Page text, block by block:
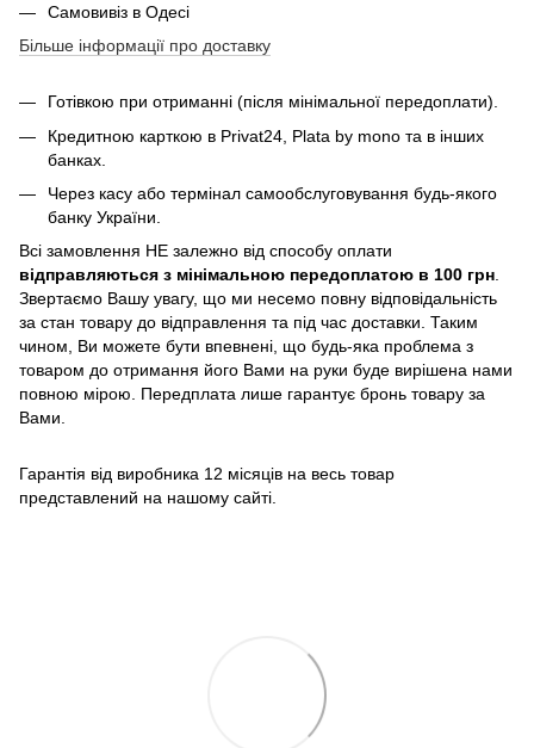
Самовивіз в Одесі
Більше інформації про доставку
Готівкою при отриманні (після мінімальної передоплати).
Кредитною карткою в Privat24, Plata by mono та в інших
банках.
Через касу або термінал самообслуговування будь-якого
банку України.
Всі замовлення НЕ залежно від способу оплати
відправляються з мінімальною передоплатою в 100 грн.
Звертаємо Вашу увагу, що ми несемо повну відповідальність
за стан товару до відправлення та під час доставки. Таким
чином, Ви можете бути впевнені, що будь-яка проблема з
товаром до отримання його Вами на руки буде вирішена нами
повною мірою. Передплата лише гарантує бронь товару за
Вами.
Гарантія від виробника 12 місяців на весь товар
представлений на нашому сайті.